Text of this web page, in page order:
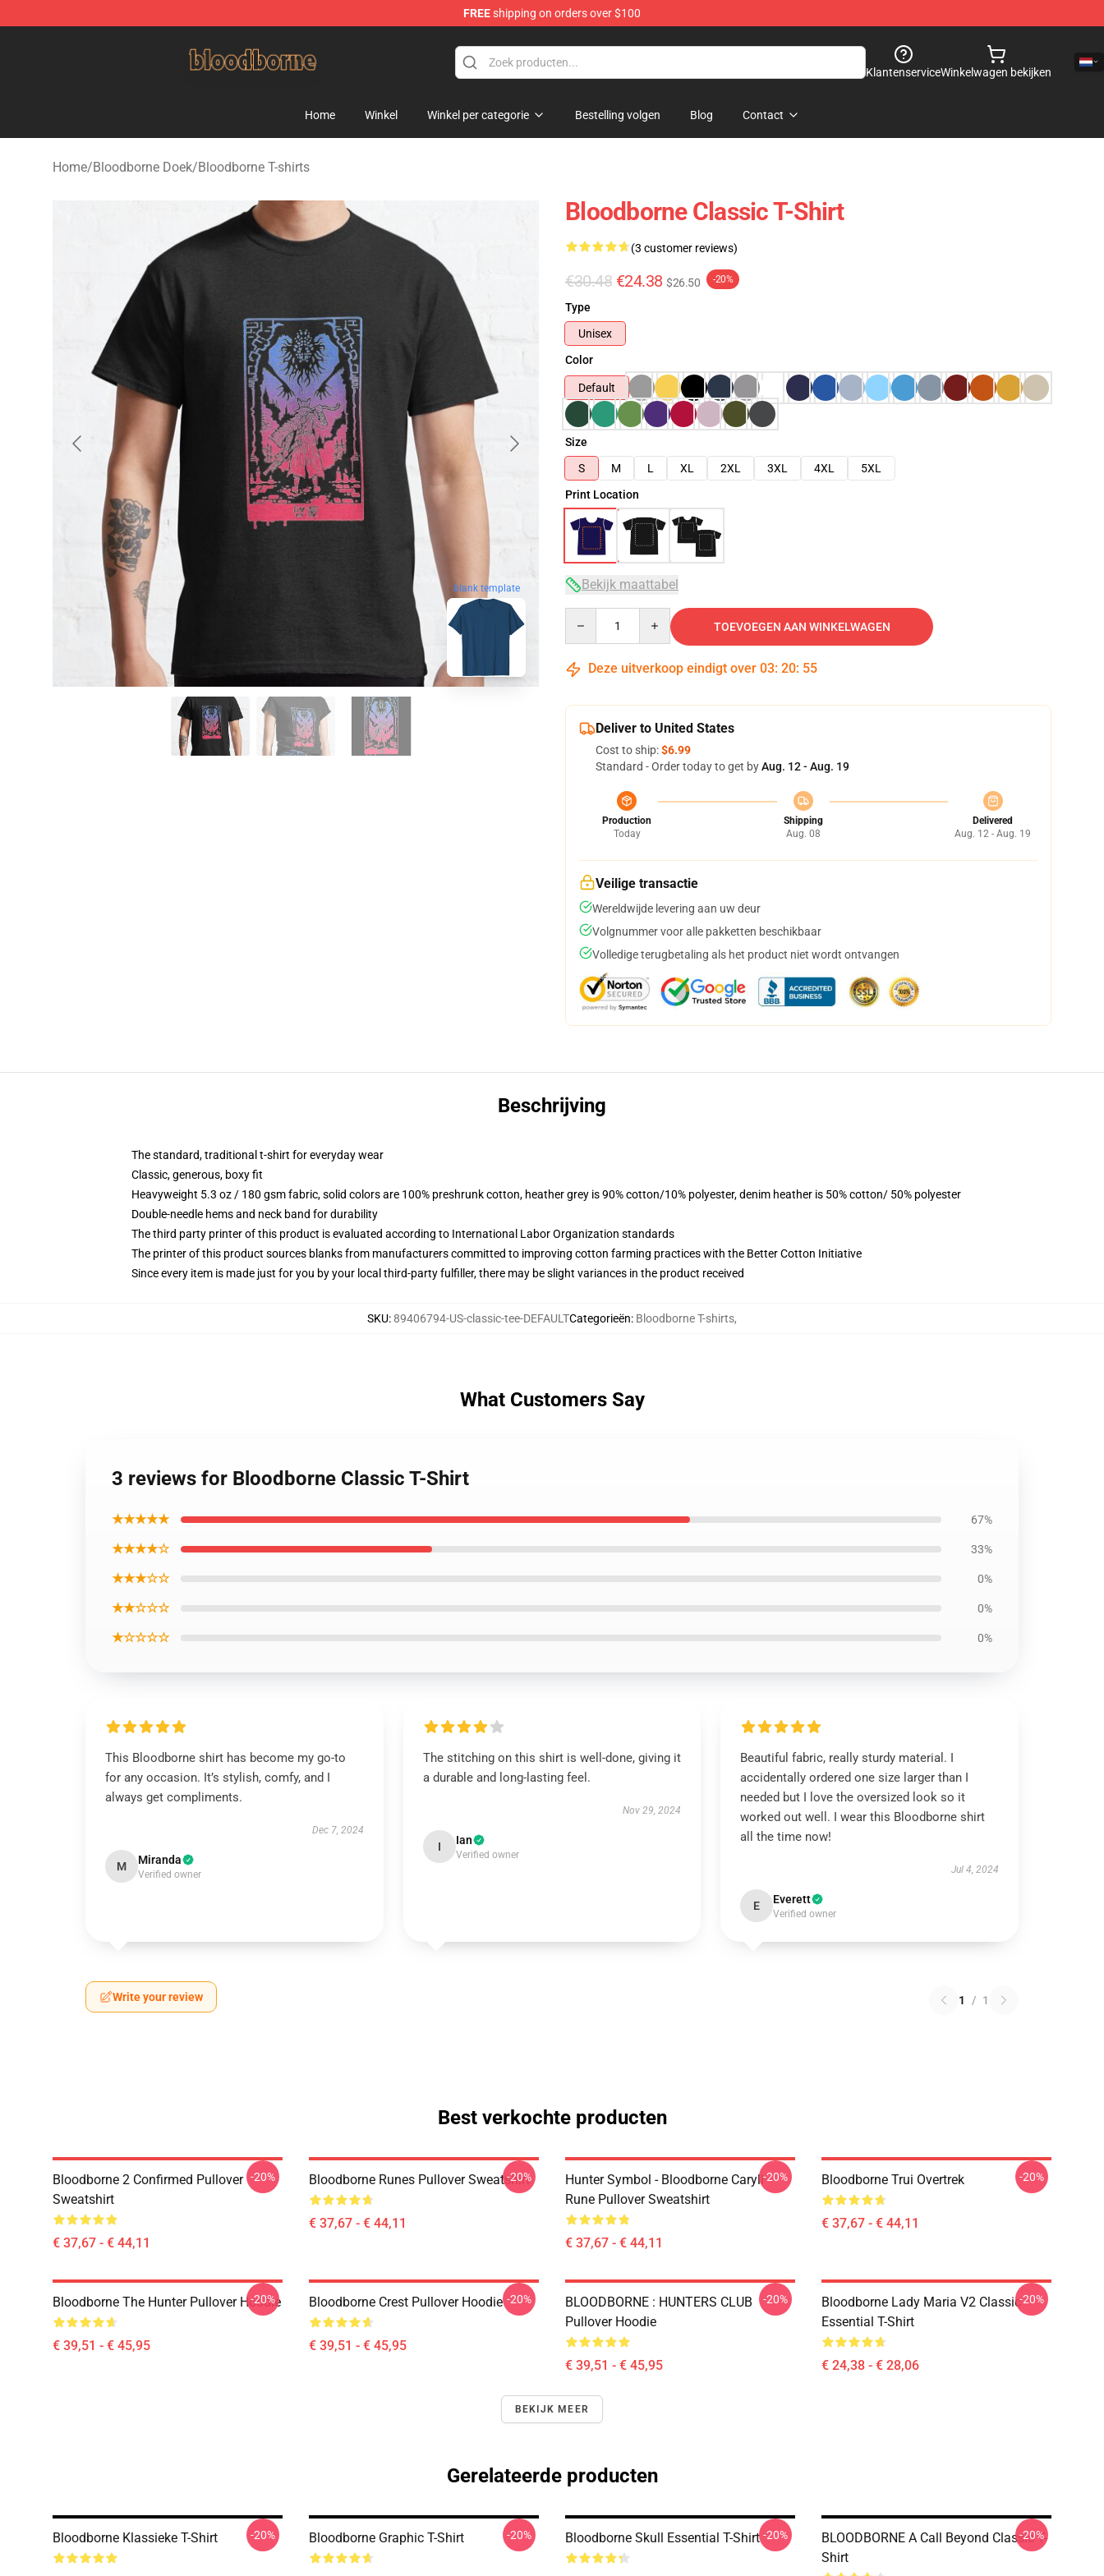
FREEshipping on orders over $100
KlantenserviceWinkelwagen bekijken
Home Winkel Winkel per categorie Bestelling volgen Blog Contact
Home/Bloodborne Doek/Bloodborne T-shirts
blank template
Bloodborne Classic T-Shirt
(3 customer reviews)
€30.48 €24.38 $26.50 -20%
Type
Unisex
Color
Default
Size
S
M L XL 2XL 3XL 4XL
5XL
Print Location
Bekijk maattabel
TOEVOEGEN AAN WINKELWAGEN
Deze uitverkoop eindigt over 03: 20: 54
Deliver to United States
Cost to ship:$6.99
Standard - Order today to get byAug. 12 - Aug. 19
Production
Today
Shipping
Aug. 08
Delivered
Aug. 12 - Aug. 19
Veilige transactie
Wereldwijde levering aan uw deur
Volgnummer voor alle pakketten beschikbaar
Volledige terugbetaling als het product niet wordt ontvangen
Beschrijving
The standard, traditional t-shirt for everyday wear
Classic, generous, boxy fit
Heavyweight 5.3 oz / 180 gsm fabric, solid colors are 100% preshrunk cotton, heather grey is 90% cotton/10% polyester, denim heather is 50% cotton/ 50% polyester
Double-needle hems and neck band for durability
The third party printer of this product is evaluated according to International Labor Organization standards
The printer of this product sources blanks from manufacturers committed to improving cotton farming practices with the Better Cotton Initiative
Since every item is made just for you by your local third-party fulfiller, there may be slight variances in the product received
SKU:89406794-US-classic-tee-DEFAULTCategorieën: Bloodborne T-shirts,
What Customers Say
3 reviews for Bloodborne Classic T-Shirt
★★★★★ 67%
★★★★☆ 33%
★★★☆☆ 0%
★★☆☆☆ 0%
★☆☆☆☆ 0%
This Bloodborne shirt has become my go-to
for any occasion. It’s stylish, comfy, and I
always get compliments.
Dec 7, 2024
M Miranda
Verified owner
The stitching on this shirt is well-done, giving it
a durable and long-lasting feel.
Nov 29, 2024
I Ian
Verified owner
Beautiful fabric, really sturdy material. I
accidentally ordered one size larger than I
needed but I love the oversized look so it
worked out well. I wear this Bloodborne shirt
all the time now!
Jul 4, 2024
E Everett
Verified owner
Write your review 1 / 1
Best verkochte producten
Bloodborne 2 Confirmed Pullover
Sweatshirt
€ 37,67 - € 44,11
-20% Bloodborne Runes Pullover Sweatshirt
€ 37,67 - € 44,11
-20%
Hunter Symbol - Bloodborne Caryll
Rune Pullover Sweatshirt
€ 37,67 - € 44,11
-20% Bloodborne Trui Overtrek
€ 37,67 - € 44,11
-20%
Bloodborne The Hunter Pullover Hoodie
€ 39,51 - € 45,95
-20% Bloodborne Crest Pullover Hoodie
€ 39,51 - € 45,95
-20%
BLOODBORNE : HUNTERS CLUB
Pullover Hoodie
€ 39,51 - € 45,95
-20%
Bloodborne Lady Maria V2 Classic
Essential T-Shirt
€ 24,38 - € 28,06
-20%
BEKIJK MEER
Gerelateerde producten
Bloodborne Klassieke T-Shirt -20% Bloodborne Graphic T-Shirt -20% Bloodborne Skull Essential T-Shirt -20%
BLOODBORNE A Call Beyond Classic T-
Shirt
-20%